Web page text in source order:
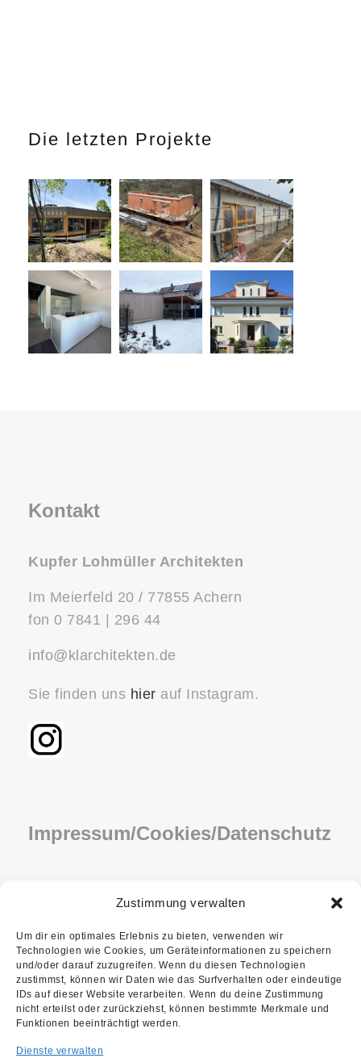
Zustimmung verwalten
Um dir ein optimales Erlebnis zu bieten, verwenden wir
Technologien wie Cookies, um Geräteinformationen zu speichern
und/oder darauf zuzugreifen. Wenn du diesen Technologien
zustimmst, können wir Daten wie das Surfverhalten oder eindeutige
IDs auf dieser Website verarbeiten. Wenn du deine Zustimmung
nicht erteilst oder zurückziehst, können bestimmte Merkmale und
Funktionen beeinträchtigt werden.
Dienste verwalten
Die letzten Projekte
Kontakt
Kupfer Lohmüller Architekten
Im Meierfeld 20 / 77855 Achern
fon 0 7841 | 296 44
info@klarchitekten.de
Sie finden uns hier auf Instagram.
Impressum/Cookies/Datenschutz
DATENSCHUTZ